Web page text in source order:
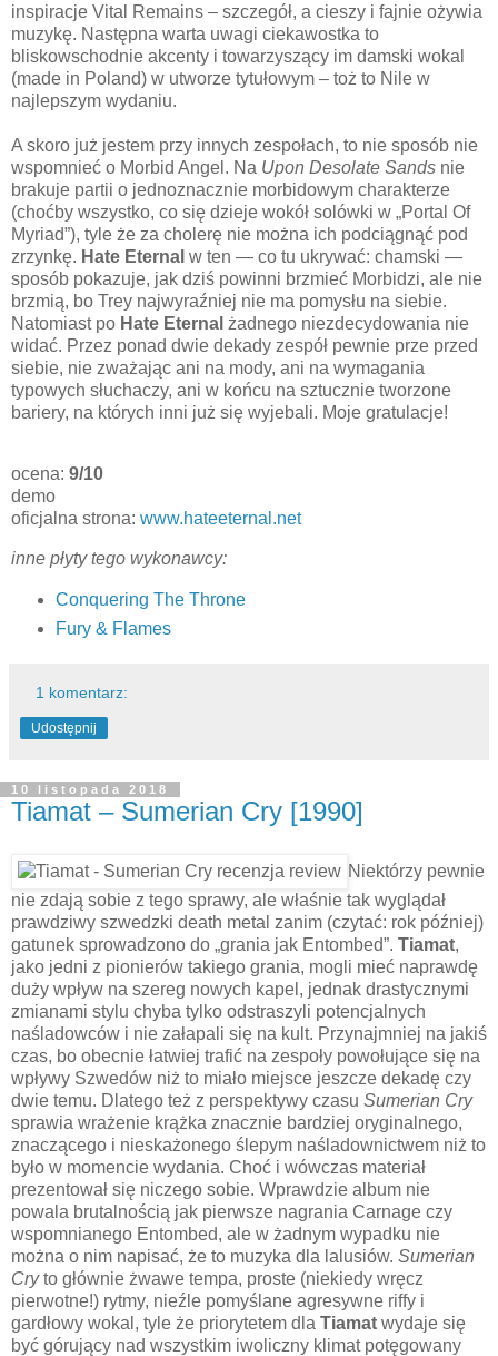
inspiracje Vital Remains – szczegół, a cieszy i fajnie ożywia
muzykę. Następna warta uwagi ciekawostka to
bliskowschodnie akcenty i towarzyszący im damski wokal
(made in Poland) w utworze tytułowym – toż to Nile w
najlepszym wydaniu.
A skoro już jestem przy innych zespołach, to nie sposób nie
wspomnieć o Morbid Angel. Na Upon Desolate Sands nie
brakuje partii o jednoznacznie morbidowym charakterze
(choćby wszystko, co się dzieje wokół solówki w „Portal Of
Myriad”), tyle że za cholerę nie można ich podciągnąć pod
zrzynkę. Hate Eternal w ten — co tu ukrywać: chamski —
sposób pokazuje, jak dziś powinni brzmieć Morbidzi, ale nie
brzmią, bo Trey najwyraźniej nie ma pomysłu na siebie.
Natomiast po Hate Eternal żadnego niezdecydowania nie
widać. Przez ponad dwie dekady zespół pewnie prze przed
siebie, nie zważając ani na mody, ani na wymagania
typowych słuchaczy, ani w końcu na sztucznie tworzone
bariery, na których inni już się wyjebali. Moje gratulacje!
ocena: 9/10
demo
oficjalna strona: www.hateeternal.net
inne płyty tego wykonawcy:
Conquering The Throne
Fury & Flames
1 komentarz:
Udostępnij
10 listopada 2018
Tiamat – Sumerian Cry [1990]
Niektórzy pewnie
nie zdają sobie z tego sprawy, ale właśnie tak wyglądał
prawdziwy szwedzki death metal zanim (czytać: rok później)
gatunek sprowadzono do „grania jak Entombed”. Tiamat,
jako jedni z pionierów takiego grania, mogli mieć naprawdę
duży wpływ na szereg nowych kapel, jednak drastycznymi
zmianami stylu chyba tylko odstraszyli potencjalnych
naśladowców i nie załapali się na kult. Przynajmniej na jakiś
czas, bo obecnie łatwiej trafić na zespoły powołujące się na
wpływy Szwedów niż to miało miejsce jeszcze dekadę czy
dwie temu. Dlatego też z perspektywy czasu Sumerian Cry
sprawia wrażenie krążka znacznie bardziej oryginalnego,
znaczącego i nieskażonego ślepym naśladownictwem niż to
było w momencie wydania. Choć i wówczas materiał
prezentował się niczego sobie. Wprawdzie album nie
powala brutalnością jak pierwsze nagrania Carnage czy
wspomnianego Entombed, ale w żadnym wypadku nie
można o nim napisać, że to muzyka dla lalusiów. Sumerian
Cryto głównie żwawe tempa, proste (niekiedy wręcz
pierwotne!) rytmy, nieźle pomyślane agresywne riffy i
gardłowy wokal, tyle że priorytetem dla Tiamat wydaje się
być górujący nad wszystkim iwoliczny klimat potęgowany